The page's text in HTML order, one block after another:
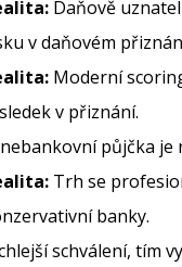
Daňově
v daňovém
Moderní
v přiznání.
půjčka je
Trh se
banky.
schválení, tím